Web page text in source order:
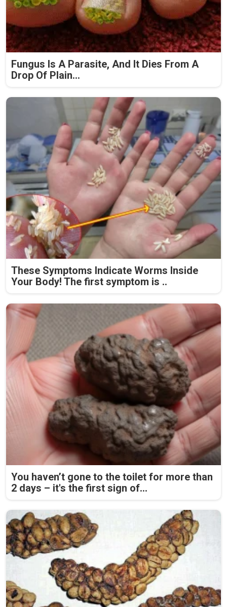
Fungus Is A Parasite, And It Dies From A
Drop Of Plain...
These Symptoms Indicate Worms Inside
Your Body! The first symptom is ..
You haven’t gone to the toilet for more than
2 days – it's the first sign of...